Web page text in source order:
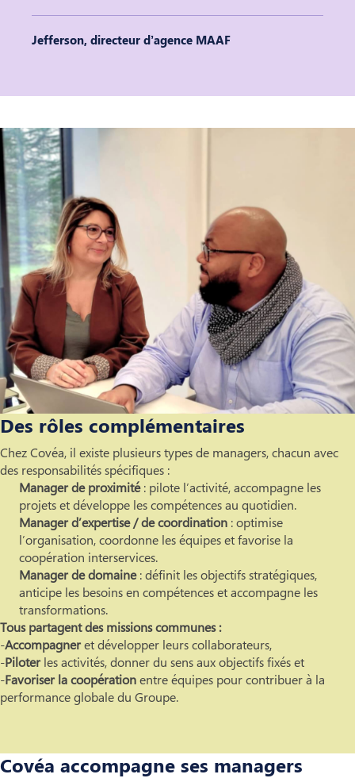
Jefferson, directeur d’agence MAAF
Des rôles complémentaires
Chez Covéa, il existe plusieurs types de managers, chacun avec
des responsabilités spécifiques :
Manager de proximité: pilote l’activité, accompagne les
projets et développe les compétences au quotidien.
Manager d’expertise / de coordination : optimise
l’organisation, coordonne les équipes et favorise la
coopération interservices.
Manager de domaine: définit les objectifs stratégiques,
anticipe les besoins en compétences et accompagne les
transformations.
Tous partagent des missions communes :
-Accompagneret développer leurs collaborateurs,
-Piloter les activités, donner du sens aux objectifs fixés et
-Favoriser la coopérationentre équipes pour contribuer à la
performance globale du Groupe.
Covéa accompagne ses managers